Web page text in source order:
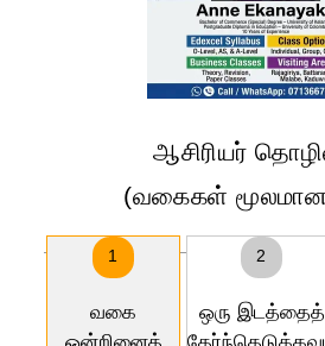
ஆசிரியர்
(வகைகள்
1
வகை
2
ஒரு இடத்தைத்